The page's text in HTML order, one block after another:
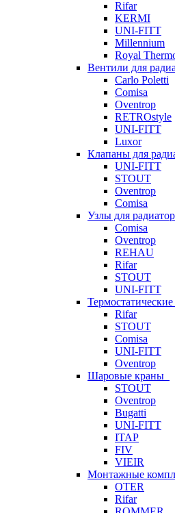
Rifar
KERMI
UNI-FITT
Millennium
Royal
Вентили для
Carlo Poletti
Comisa
Oventrop
RETROstyle
UNI-FITT
Luxor
Клапаны для
UNI-FITT
STOUT
Oventrop
Comisa
Узлы для
Comisa
Oventrop
REHAU
Rifar
STOUT
UNI-FITT
Rifar
STOUT
Comisa
UNI-FITT
Oventrop
Шаровые краны
STOUT
Oventrop
Bugatti
UNI-FITT
ITAP
FIV
VIEIR
Монтажные
OTER
Rifar